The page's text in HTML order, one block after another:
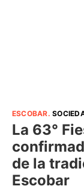
ESCOBAR.
La 63°
de la
Escobar